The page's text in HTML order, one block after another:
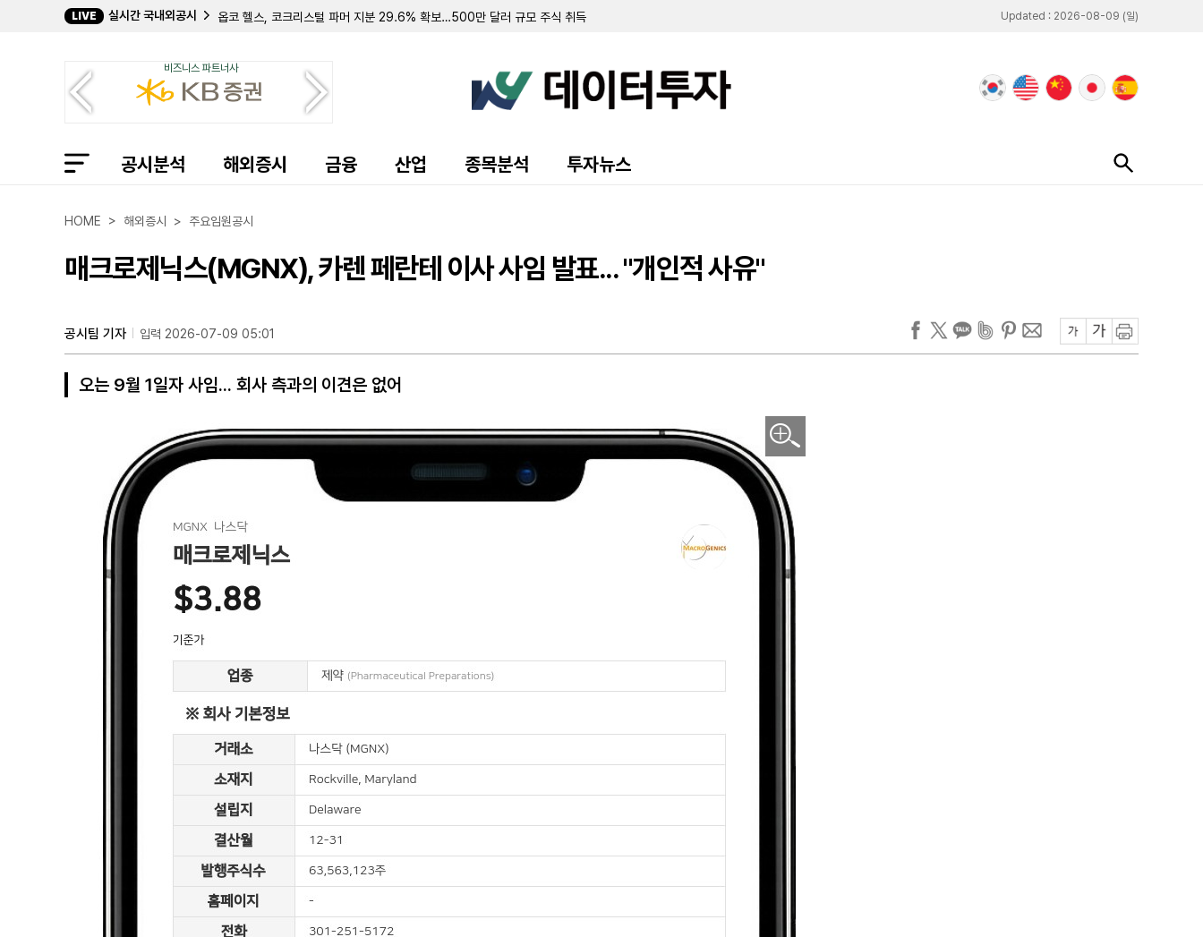
LIVE 실시간 국내외공시
바탈리언 오일, 젠 IV와 1900만 달러 규모 우선주 환매 및 보통주 전환 계약 체결
크리에이티브 메디컬 테크놀로지, 2분기 순손실 151만 달러…워런트 행사로 446만 달러 조달
바이오스템 테크놀로지스, 357만 주 규모 주주 등록 및 매각 추진
컴벌랜드 파머슈티컬스, 아포텍스에 브랜드 매각 완료 후 '이페트로반' 중심 희귀질환 치료제 개발 집중
임믹스 바이오파머, 2분기 순손실 1155만 달러…자금조달로 현금 2억 3210만 달러 확보
볼리션RX, 린드 글로벌에 보통주 77만 9371주 발행
샤프링크, 2분기 순손실 3억 9427만 달러 기록…가상자산 평가손실 영향
엑스피언360, 2분기 매출 32% 감소에도 매출총이익률 32.4%로 대폭 개선
Updated : 2026-08-09 (일)
비즈니스 파트너사
공시분석 해외증시 금융 산업 종목분석 투자뉴스
HOME > 해외증시 > 주요임원공시
매크로제닉스(MGNX), 카렌 페란테 이사 사임 발표... "개인적 사유"
공시팀 기자 입력 2026-07-09 05:01
오는 9월 1일자 사임... 회사 측과의 이견은 없어